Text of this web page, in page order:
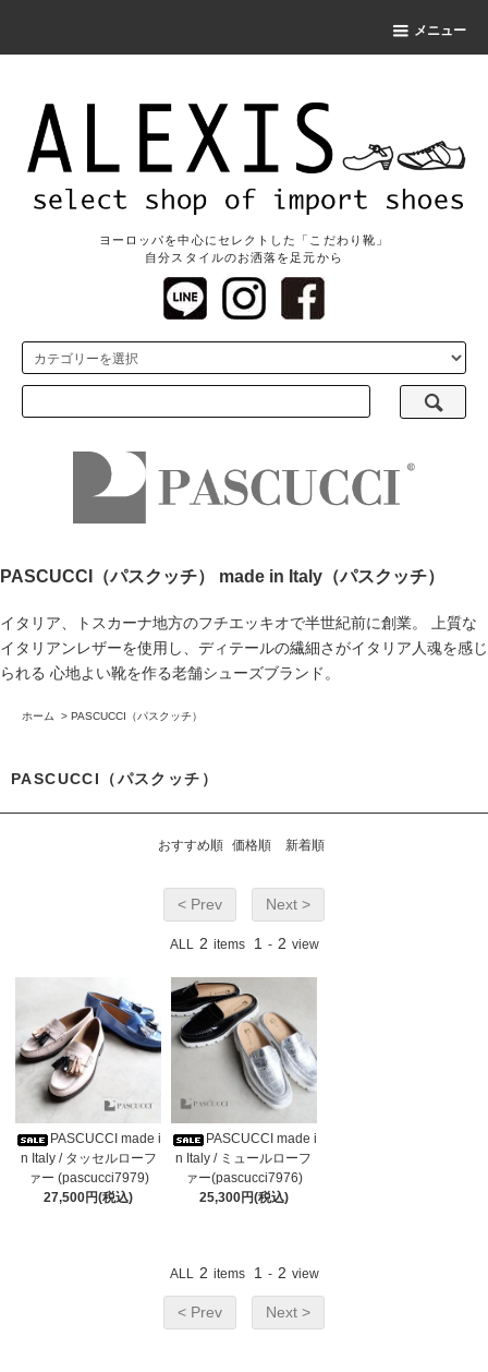
メニュー
ヨーロッパを中心にセレクトした「こだわり靴」
自分スタイルのお洒落を足元から
PASCUCCI（パスクッチ） made in Italy（パスクッチ）
イタリア、トスカーナ地方のフチエッキオで半世紀前に創業。 上質な
イタリアンレザーを使用し、ディテールの繊細さがイタリア人魂を感じ
られる 心地よい靴を作る老舗シューズブランド。
ホーム > PASCUCCI（パスクッチ）
PASCUCCI（パスクッチ）
おすすめ順 価格順 新着順
< Prev Next >
ALL 2 items 1 - 2 view
PASCUCCI made i
n Italy / タッセルローフ
ァー (pascucci7979)
27,500円(税込)
PASCUCCI made i
n Italy / ミュールローフ
ァー(pascucci7976)
25,300円(税込)
ALL 2 items 1 - 2 view
< Prev Next >